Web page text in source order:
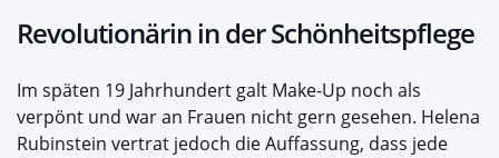
Revolutionärin in der Schönheitspflege
Im späten 19 Jahrhundert galt Make-Up noch als
verpönt und war an Frauen nicht gern gesehen. Helena
Rubinstein vertrat jedoch die Auffassung, dass jede